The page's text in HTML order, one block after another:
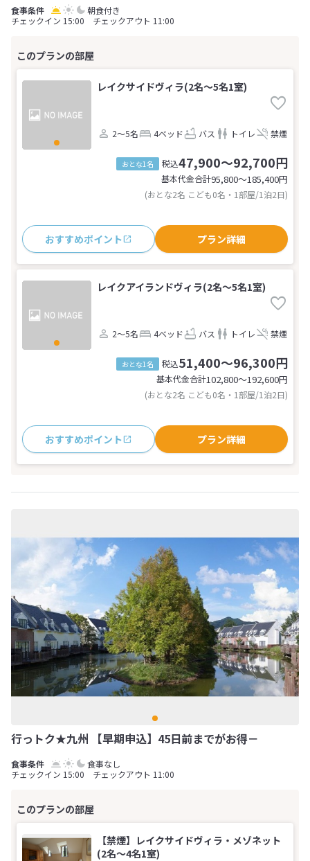
朝食付き
チェックイン 15:00 チェックアウト 11:00
レイクサイドヴィラ(2名～5名1室)
2～5名 4ベッド バス トイレ 禁煙
おとな1名 税込47,900～92,700円
基本代金合計95,800〜185,400円
(おとな2名 こども0名・1部屋/1泊2日)
おすすめポイント プラン詳細
レイクアイランドヴィラ(2名～5名1室)
2～5名 4ベッド バス トイレ 禁煙
おとな1名 税込51,400～96,300円
基本代金合計102,800〜192,600円
(おとな2名 こども0名・1部屋/1泊2日)
おすすめポイント プラン詳細
行っトク★九州 【早期申込】45日前までがお得－
食事なし
チェックイン 15:00 チェックアウト 11:00
【禁煙】レイクサイドヴィラ・メゾネット
(2名～4名1室)